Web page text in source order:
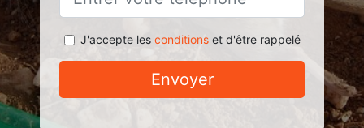
J'accepte les conditionset d'être rappelé
Envoyer